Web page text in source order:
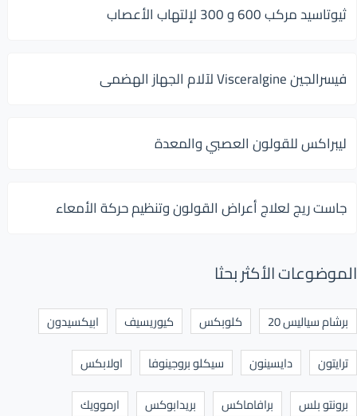
ثيوتاسيد مركب 600 و 300 لإلتهاب الأعصاب
فيسرالجين Visceralgine لآلام الجهاز الهضمى
ليبراكس للقولون العصبي والمعدة
جاست ريج لعلاج أعراض القولون وتنظيم حركة الأمعاء
الموضوعات الأكثر بحثا
برشام سياليس 20 كلوبكس كيوريسيف
ابيكسيدون
ترايتون
دايسينون سيكلو بروجينوفا
اولابكس
برونتو بلس
برافاماكس بريدابوكس
ارموويك